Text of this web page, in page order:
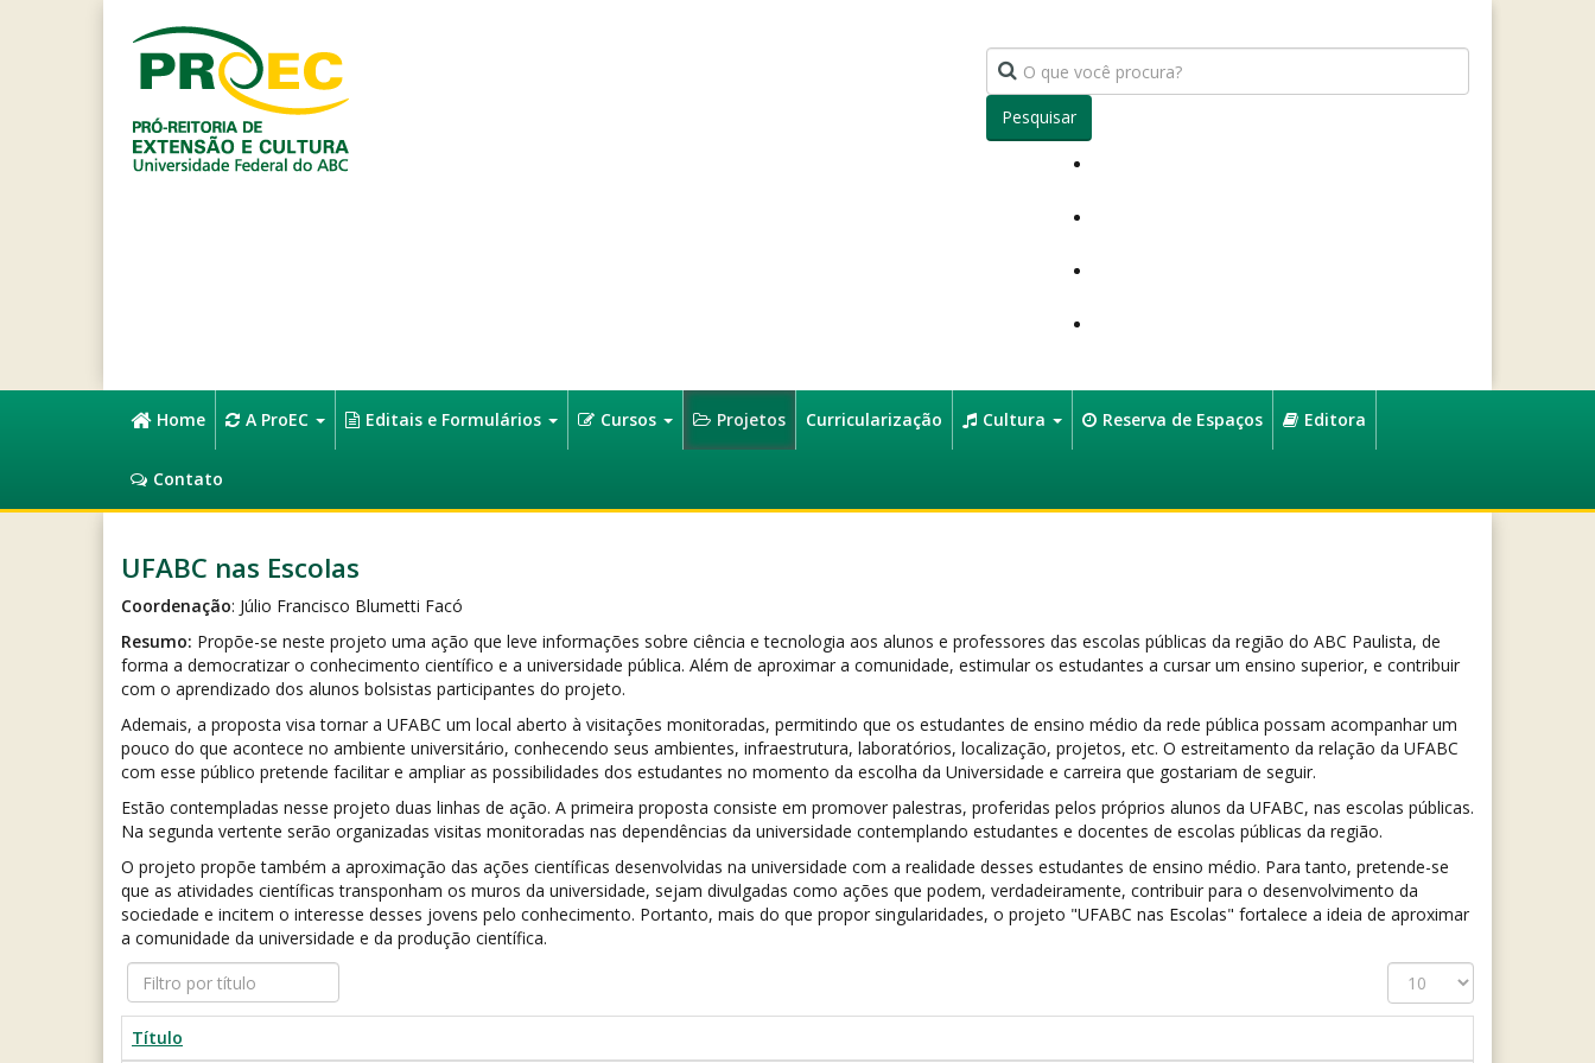
Pesquisar
Home A ProEC Editais e Formulários Cursos Projetos Curricularização Cultura Reserva de Espaços Editora
Contato
UFABC nas Escolas
Coordenação: Júlio Francisco Blumetti Facó
Resumo: Propõe-se neste projeto uma ação que leve informações sobre ciência e tecnologia aos alunos e professores das escolas públicas da região do ABC Paulista, de
forma a democratizar o conhecimento científico e a universidade pública. Além de aproximar a comunidade, estimular os estudantes a cursar um ensino superior, e contribuir
com o aprendizado dos alunos bolsistas participantes do projeto.
Ademais, a proposta visa tornar a UFABC um local aberto à visitações monitoradas, permitindo que os estudantes de ensino médio da rede pública possam acompanhar um
pouco do que acontece no ambiente universitário, conhecendo seus ambientes, infraestrutura, laboratórios, localização, projetos, etc. O estreitamento da relação da UFABC
com esse público pretende facilitar e ampliar as possibilidades dos estudantes no momento da escolha da Universidade e carreira que gostariam de seguir.
Estão contempladas nesse projeto duas linhas de ação. A primeira proposta consiste em promover palestras, proferidas pelos próprios alunos da UFABC, nas escolas públicas.
Na segunda vertente serão organizadas visitas monitoradas nas dependências da universidade contemplando estudantes e docentes de escolas públicas da região.
O projeto propõe também a aproximação das ações científicas desenvolvidas na universidade com a realidade desses estudantes de ensino médio. Para tanto, pretende-se
que as atividades científicas transponham os muros da universidade, sejam divulgadas como ações que podem, verdadeiramente, contribuir para o desenvolvimento da
sociedade e incitem o interesse desses jovens pelo conhecimento. Portanto, mais do que propor singularidades, o projeto "UFABC nas Escolas" fortalece a ideia de aproximar
a comunidade da universidade e da produção científica.
Filtro
por
título
Exibir
#
Título